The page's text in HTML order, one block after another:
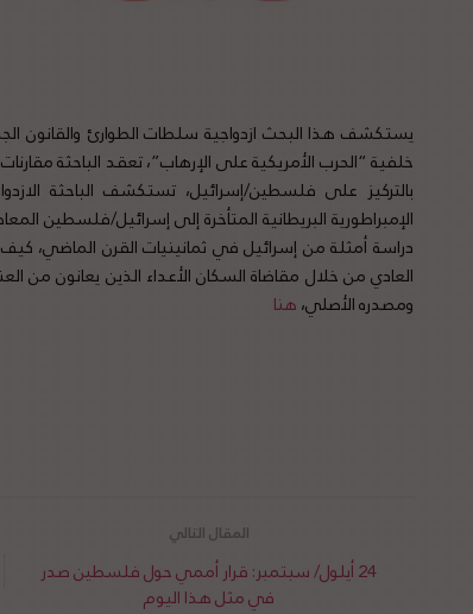
يستكشف هذا البحث ازدواجية سلطات الطوارئ والقانون
خلفية “الحرب الأمريكية على الإرهاب”، تعقد الباحثة مقارنات
بالتركيز على فلسطين/إسرائيل، تستكشف الباحثة
الإمبراطورية البريطانية المتأخرة إلى إسرائيل/فلسطين
دراسة أمثلة من إسرائيل في ثمانينيات القرن الماضي،
العادي من خلال مقاضاة السكان الأعداء الذين يعانون من
ومصدره الأصلي،هنا
24 أيلول/ سبتمبر: قرار أممي حول فلسطين صدر
في مثل هذا اليوم